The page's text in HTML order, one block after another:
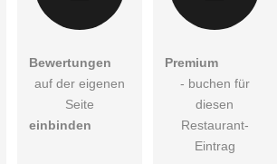
Bewertungen
auf der eigenen
Seite
einbinden
Premium
- buchen für
diesen
Restaurant-
Eintrag